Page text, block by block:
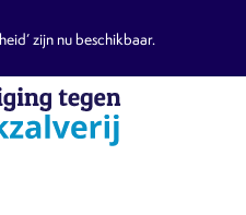
zijn nu beschikbaar.